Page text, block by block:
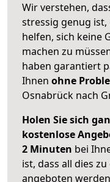
Wir verstehen,
stressig genug
helfen, sich keine
machen zu
haben garantiert
Ihnen ohne
Osnabrück nach
Holen Sie sich
kostenlose
2 Minuten bei
ist, dass all dies
angeboten